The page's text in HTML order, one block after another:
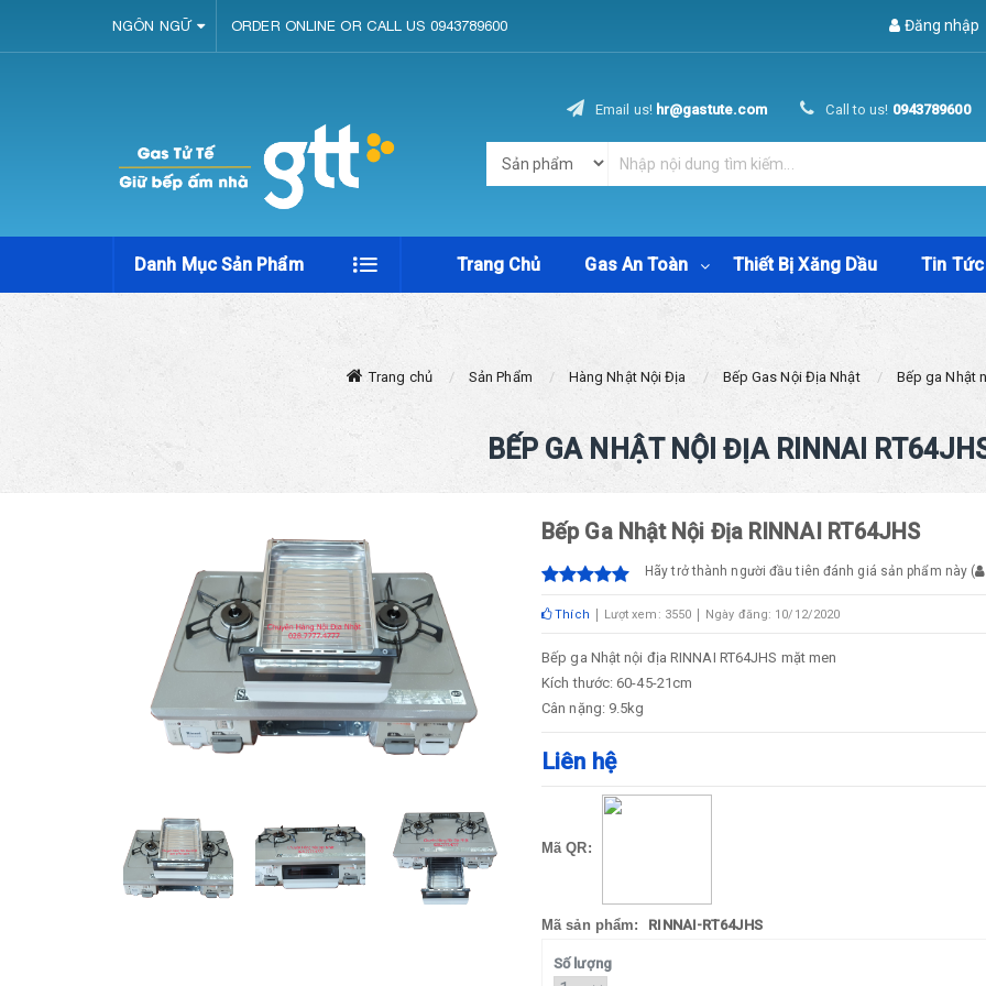
NGÔN NGỮ ORDER ONLINE OR CALL US 0943789600 Đăng nhập
Email us! hr@gastute.com Call to us! 0943789600
Danh Mục Sản Phẩm Trang Chủ Gas An Toàn Thiết Bị Xăng Dầu Tin Tức
Trang chủ Sản Phẩm Hàng Nhật Nội Địa Bếp Gas Nội Địa Nhật Bếp ga Nhật
BẾP GA NHẬT NỘI ĐỊA RINNAI
Bếp Ga Nhật Nội Địa RINNAI RT64JHS
Hãy trở thành người đầu tiên đánh giá sản phẩm này (
Thích Lượt xem: 3550 Ngày đăng: 10/12/2020
Bếp ga Nhật nội địa RINNAI RT64JHS mặt men
Kích thước: 60-45-21cm
Cân nặng: 9.5kg
Liên hệ
Mã QR:
Mã sản phẩm: RINNAI-RT64JHS
Số lượng